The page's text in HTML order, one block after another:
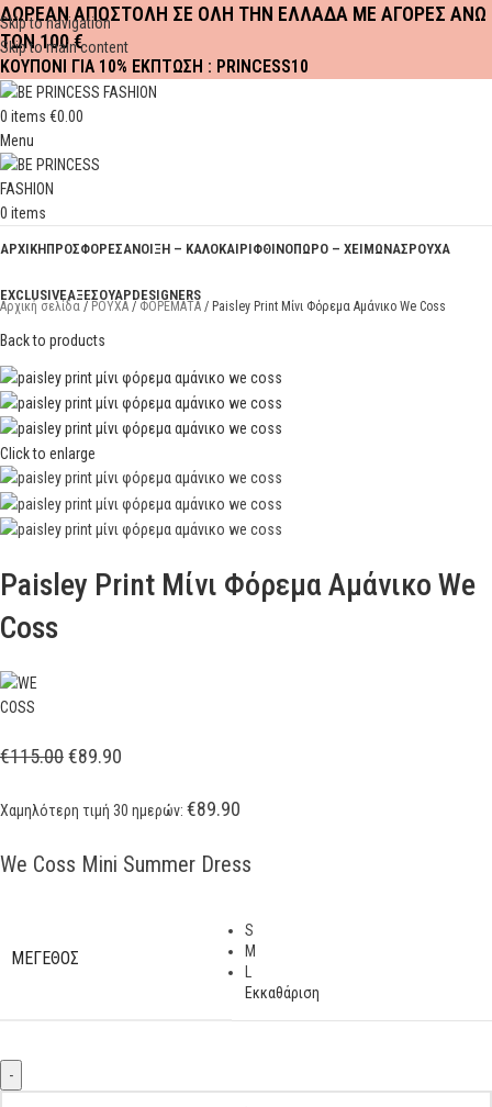
Skip to navigation
Skip to main content
ΔΩΡΕΑΝ ΑΠΟΣΤΟΛΗ ΣΕ ΟΛΗ ΤΗΝ ΕΛΛΑΔΑ ΜΕ ΑΓΟΡΕΣ ΑΝΩ
ΤΩΝ 100 €
ΚΟΥΠΟΝΙ ΓΙΑ 10% ΕΚΠΤΩΣΗ : PRINCESS10
0 items €0.00
Menu
0 items
ΑΡΧΙΚΗΠΡΟΣΦΟΡΕΣΑΝΟΙΞΗ – ΚΑΛΟΚΑΙΡΙΦΘΙΝΟΠΩΡΟ – ΧΕΙΜΩΝΑΣΡΟΥΧΑ
EXCLUSIVEΑΞΕΣΟΥΑΡDESIGNERS
Αρχική σελίδα ΡΟΥΧΑ ΦΟΡΕΜΑΤΑ Paisley Print Μίνι Φόρεμα Αμάνικο We Coss
Back to products
Click to enlarge
Paisley Print Μίνι Φόρεμα Αμάνικο We
Coss
€115.00€89.90
Χαμηλότερη τιμή 30 ημερών: €89.90
We Coss Mini Summer Dress
ΜΕΓΕΘΟΣ
S
M
Εκκαθάριση